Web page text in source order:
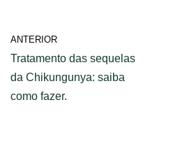
ANTERIOR
Tratamento das sequelas
da Chikungunya: saiba
como fazer.